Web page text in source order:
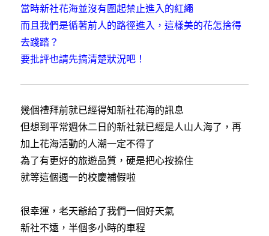
當時新社花海並沒有圍起禁止進入的紅繩
而且我們是循著前人的路徑進入，這樣美的花怎捨得
去踐踏？
要批評也請先搞清楚狀況吧！
幾個禮拜前就已經得知新社花海的訊息
但想到平常週休二日的新社就已經是人山人海了，再
加上花海活動的人潮一定不得了
為了有更好的旅遊品質，硬是把心按捺住
就等這個週一的校慶補假啦
很幸運，老天爺給了我們一個好天氣
新社不遠，半個多小時的車程